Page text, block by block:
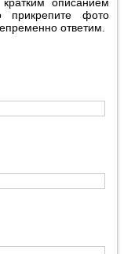
прикрепите фото
ответим.